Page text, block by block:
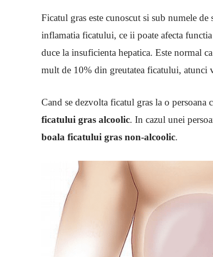
Ficatul gras este cunoscut si sub numele
inflamatia ficatului, ce ii poate afecta
duce la insuficienta hepatica. Este normal
mult de 10% din greutatea ficatului, atunci
Cand se dezvolta ficatul gras la o persoana
ficatului gras alcoolic. In cazul unei
boala ficatului gras non-alcoolic.